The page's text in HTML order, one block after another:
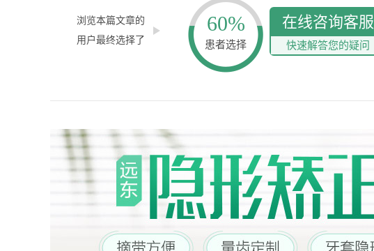
浏览本篇文章的
用户最终选择了
60%
患者选择
在线咨询客服
快速解答您的疑问